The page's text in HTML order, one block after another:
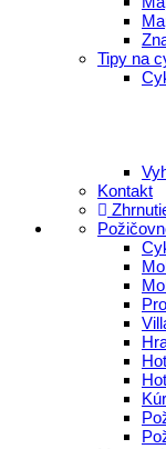
Tipy na
Kontakt